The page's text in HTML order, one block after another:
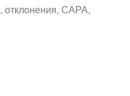
, отклонения, САРА,